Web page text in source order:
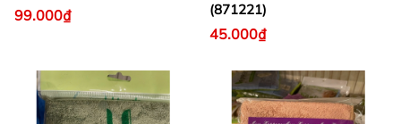
99.000₫
(871221)
45.000₫